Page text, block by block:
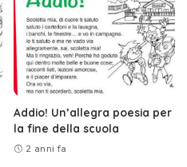
Addio! Un’allegra poesia per
la fine della scuola
2 anni fa